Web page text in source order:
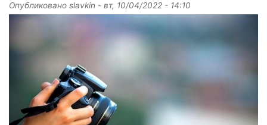
Опубликовано slavkin - вт, 10/04/2022 - 14:10